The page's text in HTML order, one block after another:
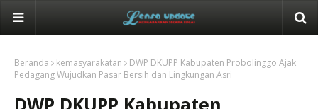
Beranda kemasyarakatan
DWP DKUPP Kabupaten Probolinggo Ajak
Pedagang Wujudkan Pasar Bersih dan Lingkungan Asri
DWP DKUPP Kabupaten